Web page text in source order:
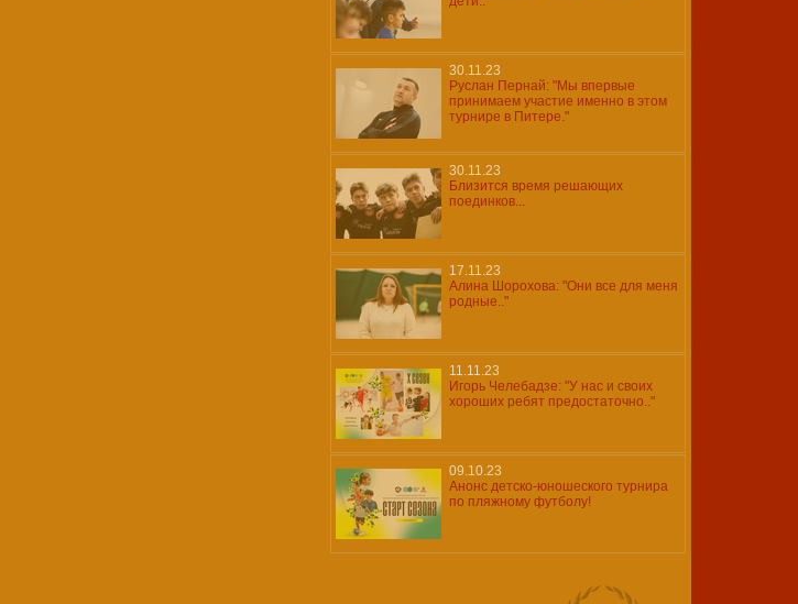
30.11.23
Руслан Пернай: "Мы впервые
принимаем участие именно в этом
турнире в Питере."
30.11.23
Близится время решающих
поединков...
17.11.23
Алина Шорохова: "Они все для меня
родные.."
11.11.23
Игорь Челебадзе: "У нас и своих
хороших ребят предостаточно.."
09.10.23
Анонс детско-юношеского турнира
по пляжному футболу!